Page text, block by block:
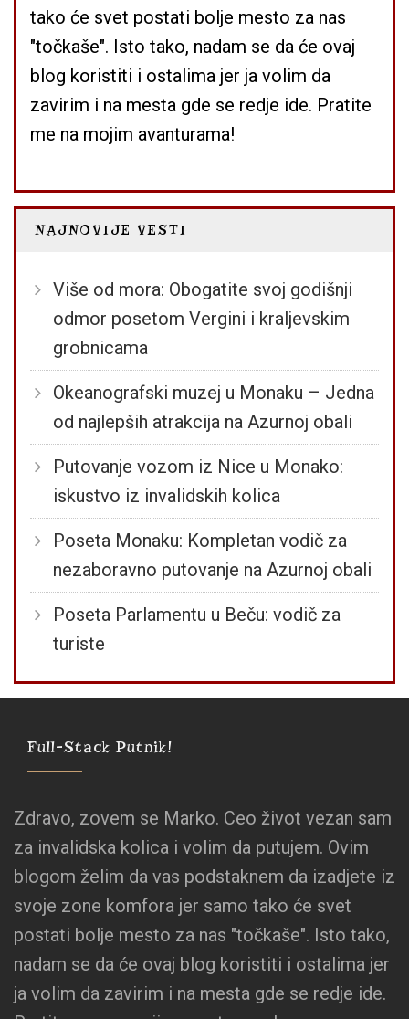
tako će svet postati bolje mesto za nas
"točkaše". Isto tako, nadam se da će ovaj
blog koristiti i ostalima jer ja volim da
zavirim i na mesta gde se redje ide. Pratite
me na mojim avanturama!
NAJNOVIJE VESTI
Više od mora: Obogatite svoj godišnji
odmor posetom Vergini i kraljevskim
grobnicama
Okeanografski muzej u Monaku – Jedna
od najlepših atrakcija na Azurnoj obali
Putovanje vozom iz Nice u Monako:
iskustvo iz invalidskih kolica
Poseta Monaku: Kompletan vodič za
nezaboravno putovanje na Azurnoj obali
Poseta Parlamentu u Beču: vodič za
turiste
Full-Stack Putnik!
Zdravo, zovem se Marko. Ceo život vezan sam
za invalidska kolica i volim da putujem. Ovim
blogom želim da vas podstaknem da izadjete iz
svoje zone komfora jer samo tako će svet
postati bolje mesto za nas "točkaše". Isto tako,
nadam se da će ovaj blog koristiti i ostalima jer
ja volim da zavirim i na mesta gde se redje ide.